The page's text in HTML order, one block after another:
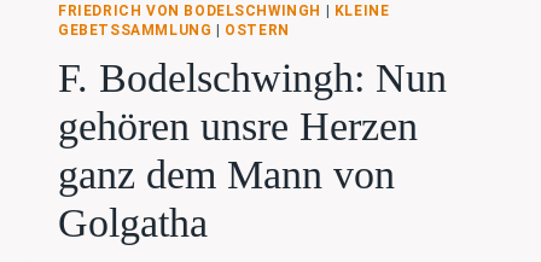
FRIEDRICH VON BODELSCHWINGH | KLEINE
GEBETSSAMMLUNG | OSTERN
F. Bodelschwingh: Nun
gehören unsre Herzen
ganz dem Mann von
Golgatha